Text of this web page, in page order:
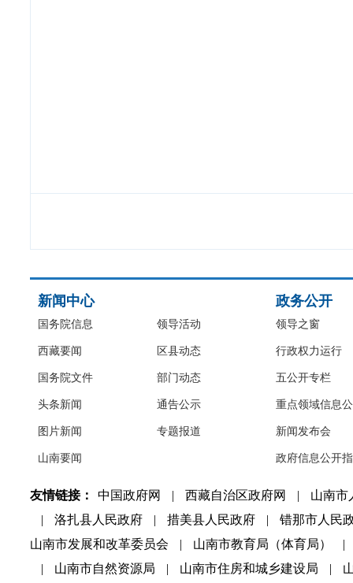
新闻中心
国务院信息
西藏要闻
国务院文件
头条新闻
图片新闻
山南要闻
领导活动
区县动态
部门动态
通告公示
专题报道
政务公开
领导之窗
行政权力运行
五公开专栏
重点领域信息
新闻发布会
政府信息公开
友情链接： 中国政府网 | 西藏自治区政府网 |
山南市
|
洛扎县人民政府 | 措美县人民政府 |
错那市人民
山南市发展和改革委员会
| 山南市教育局（体育局）
|
|
山南市自然资源局 | 山南市住房和城乡建设局 |